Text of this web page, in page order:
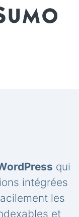
qui
intégrées
les
et